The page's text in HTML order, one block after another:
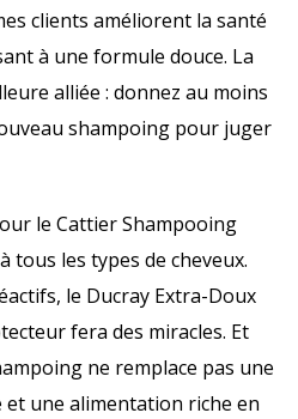
clients améliorent la santé
à une formule douce. La
alliée : donnez au moins
shampoing pour juger
le Cattier Shampooing
tous les types de cheveux.
le Ducray Extra-Doux
fera des miracles. Et
ne remplace pas une
et une alimentation riche en